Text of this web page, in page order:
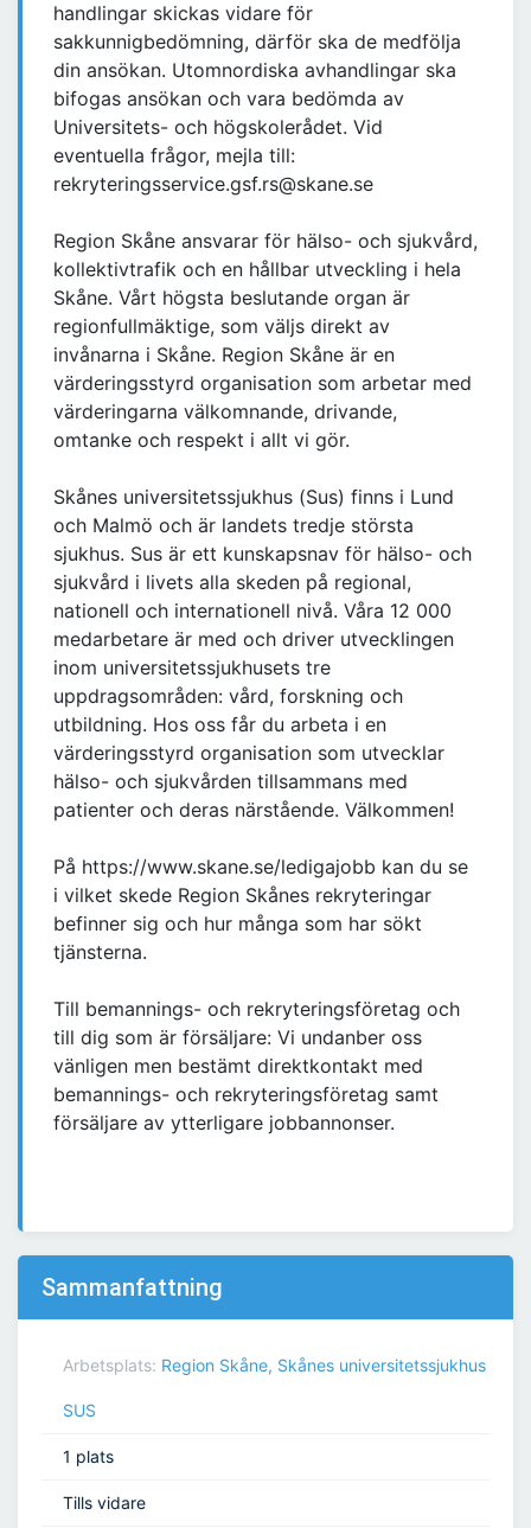
handlingar skickas vidare för
sakkunnigbedömning, därför ska de medfölja
din ansökan. Utomnordiska avhandlingar ska
bifogas ansökan och vara bedömda av
Universitets- och högskolerådet. Vid
eventuella frågor, mejla till:
rekryteringsservice.gsf.rs@skane.se
Region Skåne ansvarar för hälso- och sjukvård,
kollektivtrafik och en hållbar utveckling i hela
Skåne. Vårt högsta beslutande organ är
regionfullmäktige, som väljs direkt av
invånarna i Skåne. Region Skåne är en
värderingsstyrd organisation som arbetar med
värderingarna välkomnande, drivande,
omtanke och respekt i allt vi gör.
Skånes universitetssjukhus (Sus) finns i Lund
och Malmö och är landets tredje största
sjukhus. Sus är ett kunskapsnav för hälso- och
sjukvård i livets alla skeden på regional,
nationell och internationell nivå. Våra 12 000
medarbetare är med och driver utvecklingen
inom universitetssjukhusets tre
uppdragsområden: vård, forskning och
utbildning. Hos oss får du arbeta i en
värderingsstyrd organisation som utvecklar
hälso- och sjukvården tillsammans med
patienter och deras närstående. Välkommen!
På https://www.skane.se/ledigajobb kan du se
i vilket skede Region Skånes rekryteringar
befinner sig och hur många som har sökt
tjänsterna.
Till bemannings- och rekryteringsföretag och
till dig som är försäljare: Vi undanber oss
vänligen men bestämt direktkontakt med
bemannings- och rekryteringsföretag samt
försäljare av ytterligare jobbannonser.
Sammanfattning
Arbetsplats: Region Skåne, Skånes universitetssjukhus
SUS
1 plats
Tills vidare